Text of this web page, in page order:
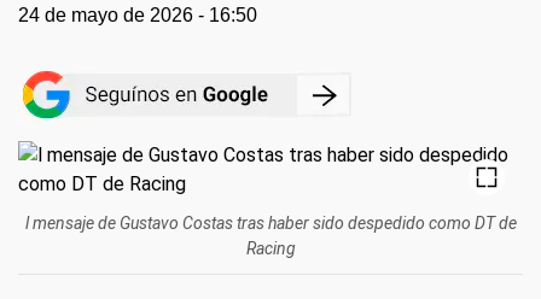
24 de mayo de 2026 - 16:50
l mensaje de Gustavo Costas tras haber sido despedido como DT de
Racing